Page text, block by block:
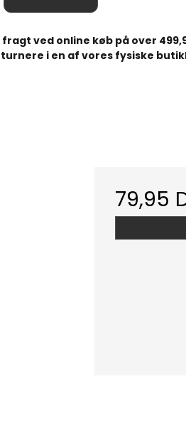
ved online køb på over
i en af vores fysiske
79,95